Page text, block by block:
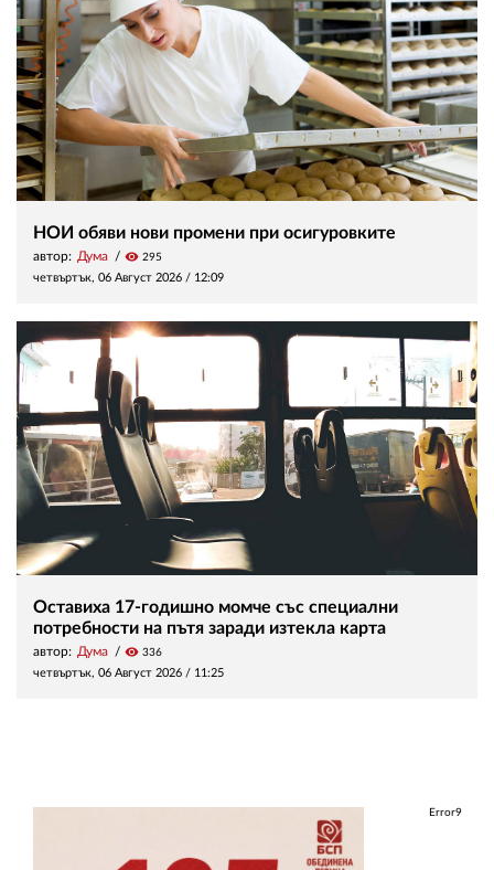
НОИ обяви нови промени при осигуровките
автор: Дума visibility 295
четвъртък, 06 Август 2026 / 12:09
Оставиха 17-годишно момче със специални
потребности на пътя заради изтекла карта
автор: Дума visibility 336
четвъртък, 06 Август 2026 / 11:25
Error9